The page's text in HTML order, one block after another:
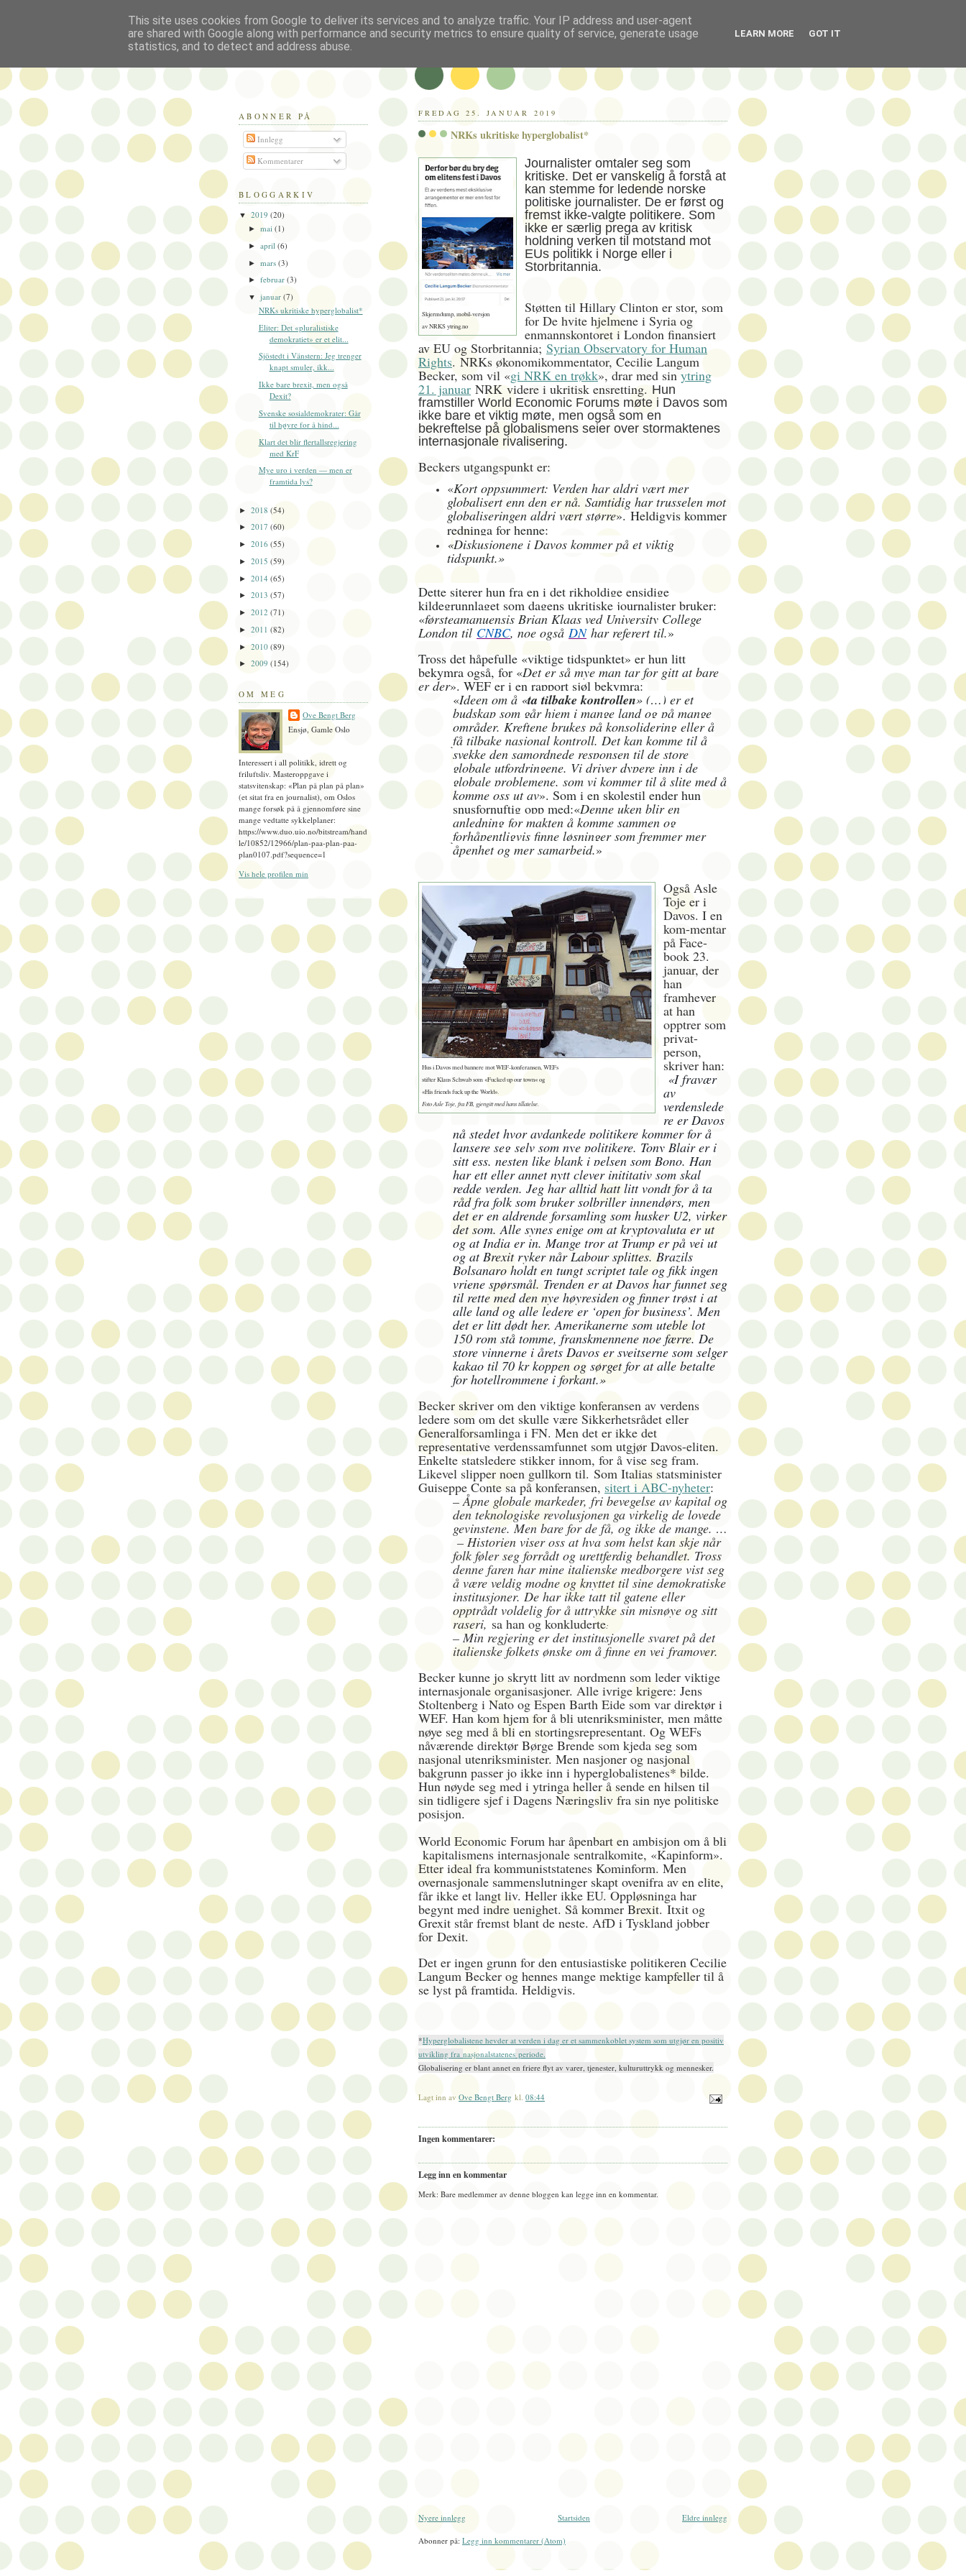
FREDAG 25. JANUAR 2019
NRKs ukritiske hyperglobalist*
Skjermdump, mobil-versjon
av NRKS ytring.no
Journalister omtaler seg som
kritiske. Det er vanskelig å forstå at
kan stemme for ledende norske
politiske journalister. De er først og
fremst ikke-valgte politikere. Som
ikke er særlig prega av kritisk
holdning verken til motstand mot
EUs politikk i Norge eller i
Storbritannia.
Støtten til Hillary Clinton er stor, som
for De hvite hjelmene i Syria og
enmannskontoret i London finansiert
av EU og Storbritannia; Syrian Observatory for Human
Rights. NRKs økonomikommentator, Cecilie Langum
Becker, som vil «gi NRK en trøkk», drar med sinytring
21. januar NRK videre i ukritisk ensretting. Hun
framstiller World Economic Forums møte i Davos som
ikke bare et viktig møte, men også som en
bekreftelse på globalismens seier over stormaktenes
internasjonale rivalisering.
Beckers utgangspunkt er:
«Kort oppsummert: Verden har aldri vært mer
globalisert enn den er nå. Samtidig har trusselen mot
globaliseringen aldri vært større».Heldigvis kommer
redninga for henne:
«Diskusjonene i Davos kommer på et viktig
tidspunkt.»
Dette siterer hun fra en i det rikholdige ensidige
kildegrunnlaget som dagens ukritiske journalister bruker:
«førsteamanuensis Brian Klaas ved University College
London til CNBC, noe også DN har referert til.»
Tross det håpefulle «viktige tidspunktet» er hun litt
bekymra også, for «Det er så mye man tar for gitt at bare
er der». WEF er i en rapport sjøl bekymra:
«Ideen om å «ta tilbake kontrollen» (…) er et
budskap som går hjem i mange land og på mange
områder. Kreftene brukes på konsolidering eller å
få tilbake nasjonal kontroll. Det kan komme til å
svekke den samordnede responsen til de store
globale utfordringene. Vi driver dypere inn i de
globale problemene, som vi kommer til å slite med å
komme oss ut av». Som i en skolestil ender hun
snusfornuftig opp med:«Denne uken blir en
anledning for makten å komme sammen og
forhåpentligvis finne løsninger som fremmer mer
åpenhet og mer samarbeid.»
Hus i Davos med bannere mot WEF-konferansen, WEFs
stifter Klaus Schwab som «Fucked up our town« og
«His friends fuck up the World».
Foto Asle Toje, fra FB, gjengitt med hans tillatelse.
Også Asle
Toje er i
Davos. I en
kom-mentar
på Face-
book 23.
januar, der
han
framhever
at han
opptrer som
privat-
person,
skriver han:
«I fravær
av
verdenslede
re er Davos
nå stedet hvor avdankede politikere kommer for å
lansere seg selv som nye politikere. Tony Blair er i
sitt ess, nesten like blank i pelsen som Bono. Han
har ett eller annet nytt clever inititativ som skal
redde verden. Jeg har alltid hatt litt vondt for å ta
råd fra folk som bruker solbriller innendørs, men
det er en aldrende forsamling som husker U2, virker
det som. Alle synes enige om at kryptovaluta er ut
og at India er in. Mange tror at Trump er på vei ut
og at Brexit ryker når Labour splittes. Brazils
Bolsanaro holdt en tungt scriptet tale og fikk ingen
vriene spørsmål. Trenden er at Davos har funnet seg
til rette med den nye høyresiden og finner trøst i at
alle land og alle ledere er ‘open for business’. Men
det er litt dødt her. Amerikanerne som uteble lot
150 rom stå tomme, franskmennene noe færre. De
store vinnerne i årets Davos er sveitserne som selger
kakao til 70 kr koppen og sørget for at alle betalte
for hotellrommene i forkant.»
Becker skriver om den viktige konferansen av verdens
ledere som om det skulle være Sikkerhetsrådet eller
Generalforsamlinga i FN. Men det er ikke det
representative verdenssamfunnet som utgjør Davos-eliten.
Enkelte statsledere stikker innom, for å vise seg fram.
Likevel slipper noen gullkorn til. Som Italias statsminister
Guiseppe Conte sa på konferansen, sitert i ABC-nyheter:
– Åpne globale markeder, fri bevegelse av kapital og
den teknologiske revolusjonen ga virkelig de lovede
gevinstene. Men bare for de få, og ikke de mange. …
– Historien viser oss at hva som helst kan skje når
folk føler seg forrådt og urettferdig behandlet. Tross
denne faren har mine italienske medborgere vist seg
å være veldig modne og knyttet til sine demokratiske
institusjoner. De har ikke tatt til gatene eller
opptrådt voldelig for å uttrykke sin misnøye og sitt
raseri, sa han og konkluderte:
– Min regjering er det institusjonelle svaret på det
italienske folkets ønske om å finne en vei framover.
Becker kunne jo skrytt litt av nordmenn som leder viktige
internasjonale organisasjoner. Alle ivrige krigere: Jens
Stoltenberg i Nato og Espen Barth Eide som var direktør i
WEF. Han kom hjem for å bli utenriksminister, men måtte
nøye seg med å bli en stortingsrepresentant. Og WEFs
nåværende direktør Børge Brende som kjeda seg som
nasjonal utenriksminister. Men nasjoner og nasjonal
bakgrunn passer jo ikke inn i hyperglobalistenes* bilde.
Hun nøyde seg med i ytringa heller å sende en hilsen til
sin tidligere sjef i Dagens Næringsliv fra sin nye politiske
posisjon.
World Economic Forum har åpenbart en ambisjon om å bli
kapitalismens internasjonale sentralkomite, «Kapinform».
Etter ideal fra kommuniststatenes Kominform. Men
overnasjonale sammenslutninger skapt ovenifra av en elite,
får ikke et langt liv. Heller ikke EU. Oppløsninga har
begynt med indre uenighet. Så kommer Brexit.Itxit og
Grexit står fremst blant de neste. AfD i Tyskland jobber
for Dexit.
Det er ingen grunn for den entusiastiske politikeren Cecilie
Langum Becker og hennes mange mektige kampfeller til å
se lyst på framtida. Heldigvis.
*Hyperglobalistene hevder at verden i dag er et sammenkoblet system som utgjør en positiv
utvikling fra nasjonalstatenes periode.
Globalisering er blant annet en friere flyt av varer, tjenester, kulturuttrykk og mennesker.
Lagt inn av Ove Bengt Berg kl. 08:44
Ingen kommentarer:
Legg inn en kommentar
Merk: Bare medlemmer av denne bloggen kan legge inn en kommentar.
Nyere innlegg Eldre innlegg
Startsiden
Abonner på: Legg inn kommentarer (Atom)
Politikus
ABONNER PÅ
Innlegg
Kommentarer
BLOGGARKIV
▼ 2019 (20)
►mai(1)
►april(6)
►mars(3)
►februar(3)
▼januar(7)
NRKs ukritiske hyperglobalist*
Eliter: Det «pluralistiske
demokratiet» er et elit...
Sjöstedt i Vänstern: Jeg trenger
knapt smuler, ikk...
Ikke bare brexit, men også
Dexit?
Svenske sosialdemokrater: Går
til høyre for å hind...
Klart det blir flertallsregjering
med KrF
Mye uro i verden — men er
framtida lys?
► 2018 (54)
► 2017 (60)
► 2016 (55)
► 2015 (59)
► 2014 (65)
► 2013 (57)
► 2012 (71)
► 2011 (82)
► 2010 (89)
► 2009 (154)
OM MEG
Ove Bengt Berg
Ensjø, Gamle Oslo
Interessert i all politikk, idrett og
friluftsliv. Masteroppgave i
statsvitenskap: «Plan på plan på plan»
(et sitat fra en journalist), om Oslos
mange forsøk på å gjennomføre sine
mange vedtatte sykkelplaner:
https://www.duo.uio.no/bitstream/hand
le/10852/12966/plan-paa-plan-paa-
plan0107.pdf?sequence=1
Vis hele profilen min
This site uses cookies from Google to deliver its services and to analyze traffic. Your IP address and user-agent
are shared with Google along with performance and security metrics to ensure quality of service, generate usage
statistics, and to detect and address abuse.
LEARN MORE GOT IT